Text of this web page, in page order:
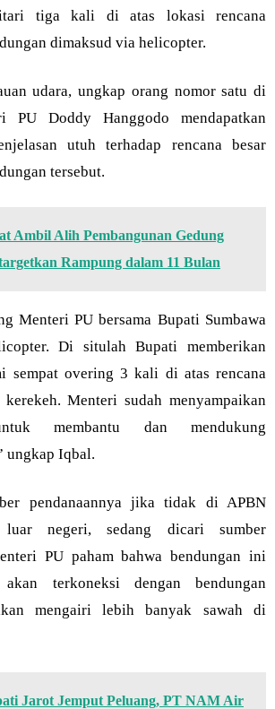
tiga kali di atas lokasi rencana
dimaksud via helicopter.
udara, ungkap orang nomor satu di
PU Doddy Hanggodo mendapatkan
utuh terhadap rencana besar
tersebut.
Ambil Alih Pembangunan Gedung
Rampung dalam 11 Bulan
Menteri PU bersama Bupati Sumbawa
Di situlah Bupati memberikan
sempat overing 3 kali di atas rencana
Menteri sudah menyampaikan
membantu dan mendukung
ungkap Iqbal.
pendanaannya jika tidak di APBN
luar negeri, sedang dicari sumber
PU paham bahwa bendungan ini
terkoneksi dengan bendungan
mengairi lebih banyak sawah di
Jarot Jemput Peluang, PT NAM Air